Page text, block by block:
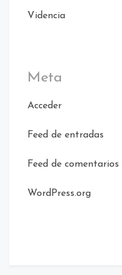
Videncia
Meta
Acceder
Feed de entradas
Feed de comentarios
WordPress.org